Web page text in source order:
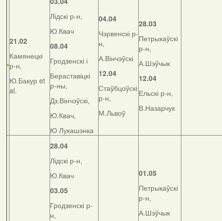
21.02
Камянецкі
р-н,
Ю.Бакур et
al.
Лідскі р-н,
Ю.Квач
08.04
Гродзенскі і
Бераставіцкі
р-ны,
Дз.Вінчэўскі,
Ю.Квач,
Ю Лукашэнка
04.04
Чэрвенскі р-
н,
А.Вінчэўскі
12.04
Стаўбцоўскі
р-н,
М.Львоў
28.03
Петрыкаўскі
р-н,
А.Шэўчык
12.04
Ельскі р-н,
В.Назарчук
28.04
Лідскі р-н,
Ю.Квач
03.05
Гродзенскі р-
н,
01.05
Петрыкаўскі
р-н,
А.Шэўчык